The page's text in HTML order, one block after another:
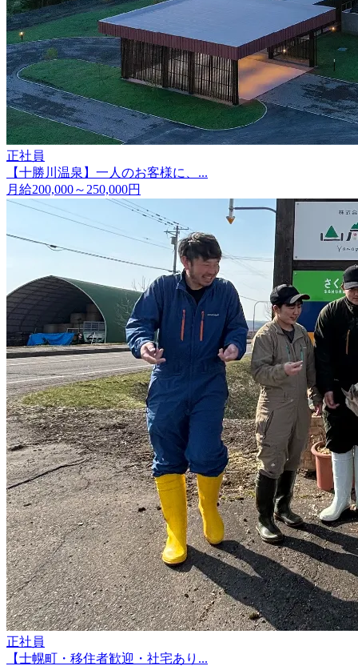
正社員
【十勝川温泉】一人のお客様に、...
月給200,000～250,000円
正社員
【士幌町・移住者歓迎・社宅あり...